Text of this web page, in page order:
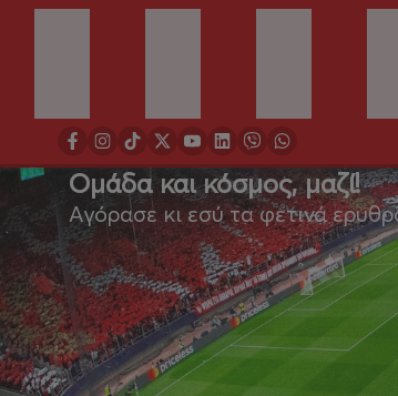
Ομάδα και κόσμος, μαζί!
Αγόρασε κι εσύ τα φετινά